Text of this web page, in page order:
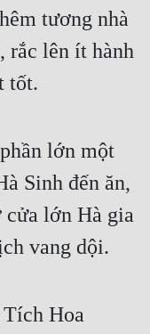
tương nhà
rắc lên ít hành
tốt.
lớn một
Sinh đến ăn,
cửa lớn Hà gia
vang dội.
Hoa